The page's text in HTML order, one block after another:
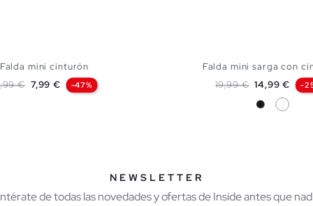
Falda mini cinturón
base
€ Precio
7,99 € -47%
AÑADIR A MI
Falda mini sarga con
Precio base
19,99 € Precio
14,99 € -
NegroBlanco
NEWSLETTER
de todas las novedades y ofertas de Inside antes que